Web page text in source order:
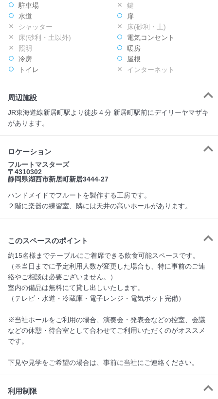
駐車場
鍵
水道
扉
シャッター
床(砂利・土)
床(砂利・土以外)
電気コンセント
照明
暖房
冷房
屋根
トイレ
インターネット
周辺施設
JR東海道線新居町駅より徒歩４分 新居町駅前にデイリーヤマザキ
があります。
ロケーション
フルートマスターズ
〒4310302
静岡県湖西市新居町新居3444-27
ハンドメイドでフルートを製作する工房です。
２階に楽器の練習室、隣には天井の高いホールがあります。
このスペースのポイント
約15名様までテーブルにご着席できる飲食可能スペースです。
（※当日までに予定利用人数が変更した場合も、特に事前のご連
絡やご相談は必要ございません。）
室内の備品は無料にて貸し出しいたします。
（テレビ・水道・冷蔵庫・電子レンジ・電気ポット完備）
※当社ホールをご利用の場合、演奏会・発表会などの控室、会議
などの休憩・待合室として合わせてご利用いただくのがオススメ
です。
下見や見学をご希望の場合は、事前に当社にご連絡ください。
利用制限